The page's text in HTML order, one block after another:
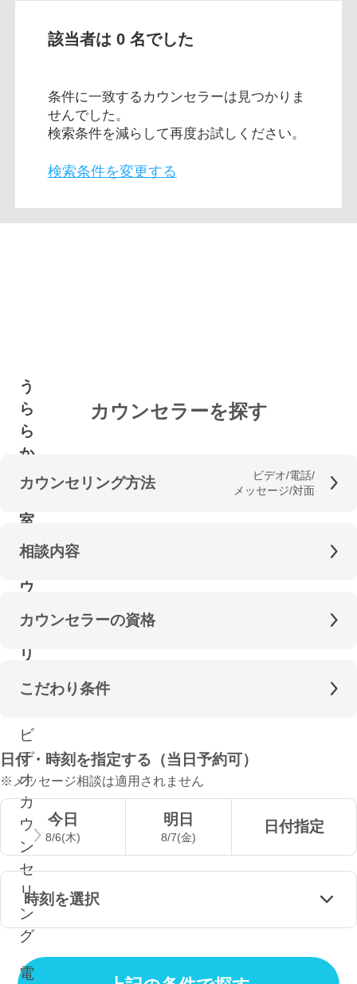
該当者は 0 名でした
条件に一致するカウンセラーは見つかりま
せんでした。
検索条件を減らして再度お試しください。
検索条件を変更する
う
ら
ら
か
相
室
の
ウ
セ
リ
グ
ビ
デ
オ
カ
ウ
ン
セ
リ
ン
グ
電
カウンセラーを探す
カウンセリング方法
ビデオ/電話/
メッセージ/対面
相談内容
カウンセラーの資格
こだわり条件
日付・時刻を指定する（当日予約可）
※メッセージ相談は適用されません
今日
8/6(木)
明日
8/7(金)
日付指定
時刻を選択